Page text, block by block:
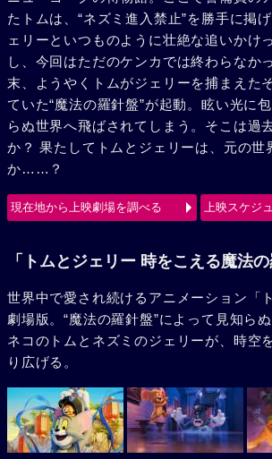
たトムは、“ネズミ進入禁止”を勝手に掲
ェリーといつものように壮絶な追いかけ
し、今回はただのケンカでは終わらなか
末、ようやくトムがジェリーを捕まえた
ていた“魔法の羅針盤”が起動。眩い光に
らぬ世界へ飛ばされてしまう。そこは過
か？ 果たしてトムとジェリーは、元の世
か……？
現在地から上映劇場を調べる 上映スケジ
「トムとジェリー 時をこえる魔法
世界中で愛され続けるアニメーション「
劇場版。“魔法の羅針盤”によって見知ら
ネコのトムとネズミのジェリーが、時空
り広げる。